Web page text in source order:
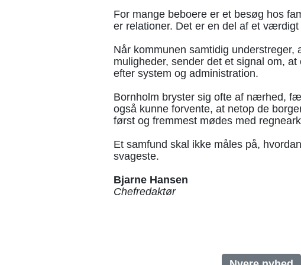
For mange beboere er et besøg hos
er relationer. Det er en del af et værdigt
Når kommunen samtidig
muligheder, sender det et signal om,
efter system og administration.
Bornholm bryster sig ofte af nærhed,
også kunne forvente, at netop de
først og fremmest mødes med
Et samfund skal ikke måles på,
svageste.
Bjarne Hansen
Chefredaktør